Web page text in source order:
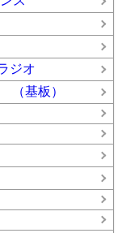
ジオ
（基板）